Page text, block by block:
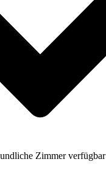
Zimmer verfügbar